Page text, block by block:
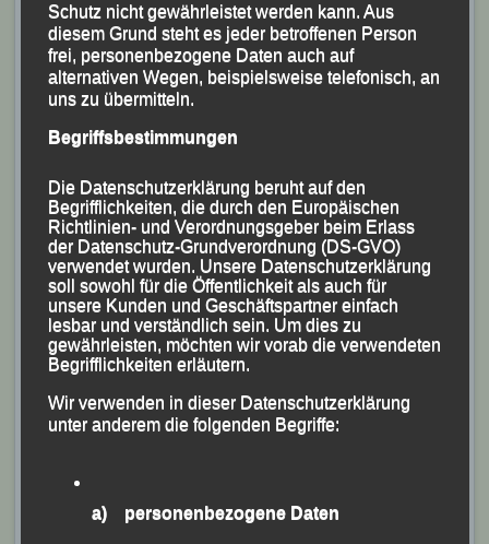
Foto: Kiefner
Maxim Fuchs, für den als 14. des Gesamteinlaufs und
Fünften der Männerwertung 12:15:13 Stunden
gestoppt wurden.
Nach 1:18:04 Stunden blieben die Uhren für
Sellnerstehen, was Rang 22 in der Gesamtwertung
und die Bronzemedaille in seiner AK M 45 bedeutete.
1:20:21 Stunden nur knapp dahinter der sechste LG`ler
Schutz nicht gewährleistet werden kann. Aus
diesem Grund steht es jeder betroffenen Person
frei, personenbezogene Daten auch auf
alternativen Wegen, beispielsweise telefonisch, an
uns zu übermitteln.
Begriffsbestimmungen
Die Datenschutzerklärung beruht auf den
Begrifflichkeiten, die durch den Europäischen
Richtlinien- und Verordnungsgeber beim Erlass
der Datenschutz-Grundverordnung (DS-GVO)
verwendet wurden. Unsere Datenschutzerklärung
soll sowohl für die Öffentlichkeit als auch für
unsere Kunden und Geschäftspartner einfach
lesbar und verständlich sein. Um dies zu
gewährleisten, möchten wir vorab die verwendeten
Begrifflichkeiten erläutern.
Wir verwenden in dieser Datenschutzerklärung
unter anderem die folgenden Begriffe:
a) personenbezogene Daten